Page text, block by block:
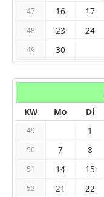
47 16 17
48 23 24
49 30
KW
Mo Di
49 1
50 7 8
51 14 15
52 21 22